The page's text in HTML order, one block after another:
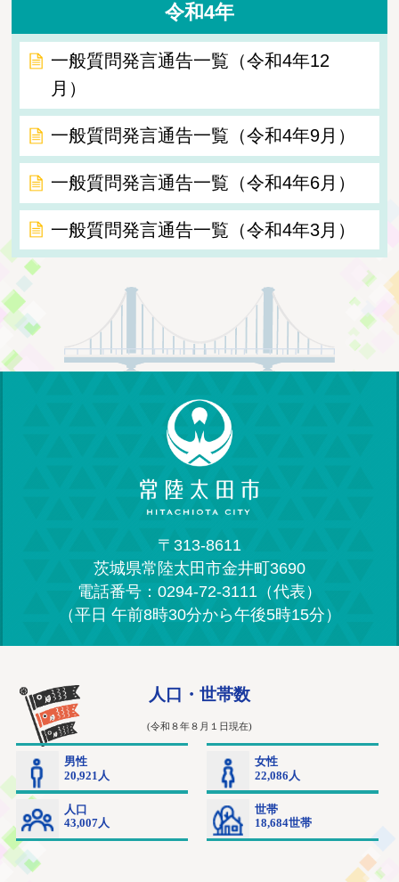
令和4年
一般質問発言通告一覧（令和4年12
月）
一般質問発言通告一覧（令和4年9月）
一般質問発言通告一覧（令和4年6月）
一般質問発言通告一覧（令和4年3月）
〒313-8611
茨城県常陸太田市金井町3690
電話番号：0294-72-3111（代表）
（平日 午前8時30分から午後5時15分）